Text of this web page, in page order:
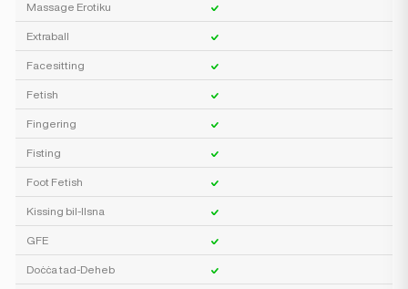
Massage Erotiku
Extraball
Facesitting
Fetish
Fingering
Fisting
Foot Fetish
Kissing bil-Ilsna
GFE
Doċċa tad-Deheb